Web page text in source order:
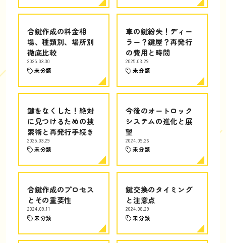
合鍵作成の料金相
場、種類別、場所別
徹底比較
2025.03.30
未分類
車の鍵紛失！ディー
ラー？鍵屋？再発行
の費用と時間
2025.03.29
未分類
鍵をなくした！絶対
に見つけるための捜
索術と再発行手続き
2025.03.29
未分類
今後のオートロック
システムの進化と展
望
2024.09.26
未分類
合鍵作成のプロセス
とその重要性
2024.09.11
未分類
鍵交換のタイミング
と注意点
2024.08.29
未分類